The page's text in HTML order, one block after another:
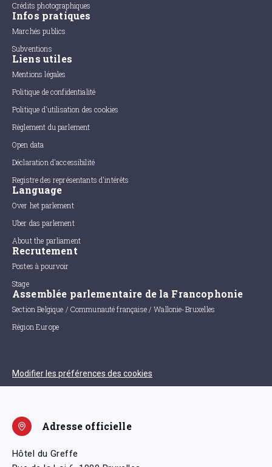
Crédits photographiques
Infos pratiques
Marchés publics
Subventions
Liens utiles
Mentions légales
Politique de confidentialité
Politique d'utilisation des cookies
Règlement du parlement
Open data
Déclaration d'accessibilité
Registre des représentants d'intérêts
Language
Over het parlement
Uber das parlement
About the parliament
Recrutement
Postes à pourvoir
Stage
Assemblée parlementaire de la Francophonie
Section Belgique / Communauté française / Wallonie-Bruxelles
Région Europe
Modifier les préférences des cookies
Adresse officielle
Hôtel du Greffe